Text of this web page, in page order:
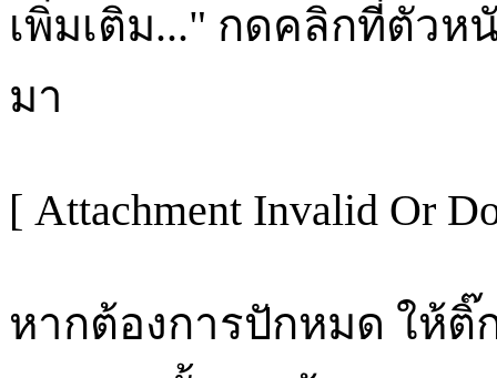
เพิ่มเติม..." กดคลิกที่ตัวห
มา
[ Attachment Invalid Or
หากต้องการปักหมด ให้